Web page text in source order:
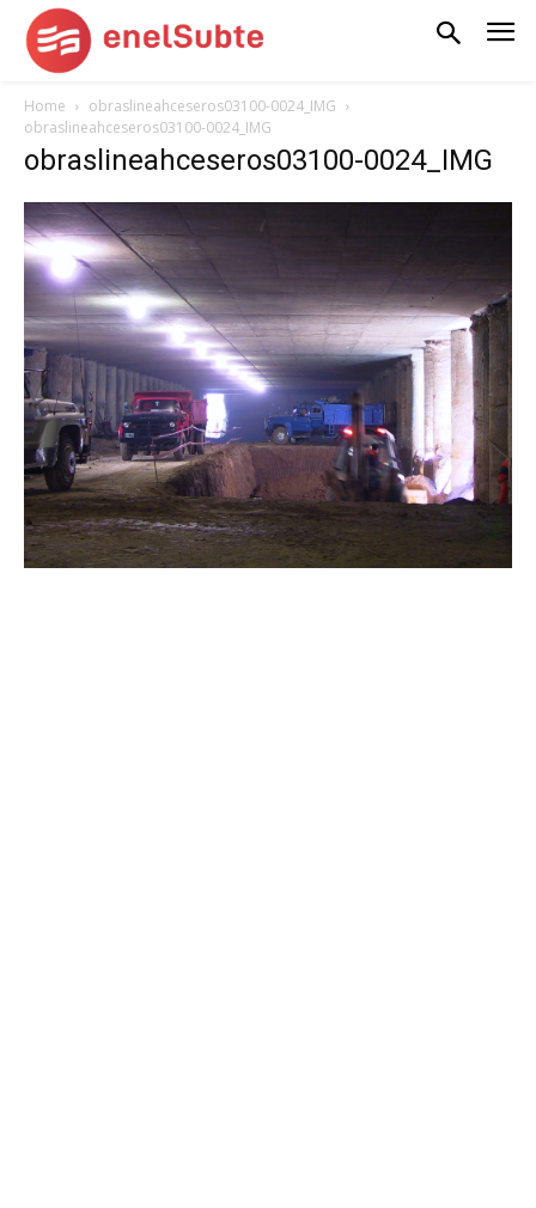
Home
obraslineahceseros03100-0024_IMG
obraslineahceseros03100-0024_IMG
obraslineahceseros03100-0024_IMG